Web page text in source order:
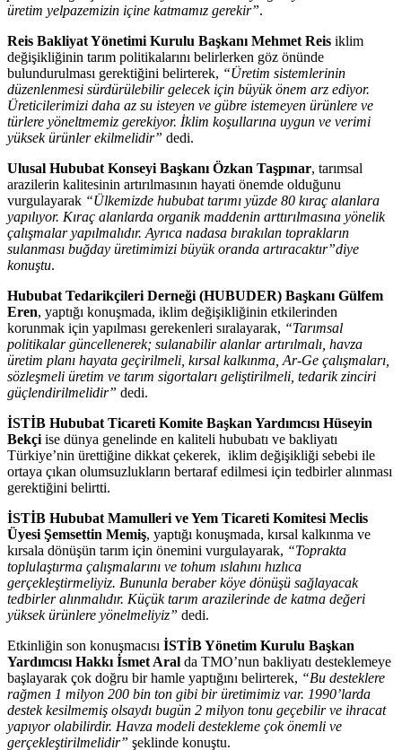
üretim yelpazemizin içine katmamız gerekir”.
Reis Bakliyat Yönetimi Kurulu Başkanı Mehmet Reis iklim
değişikliğinin tarım politikalarını belirlerken göz önünde
bulundurulması gerektiğini belirterek, “Üretim sistemlerinin
düzenlenmesi sürdürülebilir gelecek için büyük önem arz ediyor.
Üreticilerimizi daha az su isteyen ve gübre istemeyen ürünlere ve
türlere yöneltmemiz gerekiyor. İklim koşullarına uygun ve verimi
yüksek ürünler ekilmelidir” dedi.
Ulusal Hububat Konseyi Başkanı Özkan Taşpınar, tarımsal
arazilerin kalitesinin artırılmasının hayati önemde olduğunu
vurgulayarak “Ülkemizde hububat tarımı yüzde 80 kıraç alanlara
yapılıyor. Kıraç alanlarda organik maddenin arttırılmasına yönelik
çalışmalar yapılmalıdır. Ayrıca nadasa bırakılan toprakların
sulanması buğday üretimimizi büyük oranda artıracaktır”diye
konuştu.
Hububat Tedarikçileri Derneği (HUBUDER) Başkanı Gülfem
Eren, yaptığı konuşmada, iklim değişikliğinin etkilerinden
korunmak için yapılması gerekenleri sıralayarak, “Tarımsal
politikalar güncellenerek; sulanabilir alanlar artırılmalı, havza
üretim planı hayata geçirilmeli, kırsal kalkınma, Ar-Ge çalışmaları,
sözleşmeli üretim ve tarım sigortaları geliştirilmeli, tedarik zinciri
güçlendirilmelidir” dedi.
İSTİB Hububat Ticareti Komite Başkan Yardımcısı Hüseyin
Bekçi ise dünya genelinde en kaliteli hububatı ve bakliyatı
Türkiye’nin ürettiğine dikkat çekerek, iklim değişikliği sebebi ile
ortaya çıkan olumsuzlukların bertaraf edilmesi için tedbirler alınması
gerektiğini belirtti.
İSTİB Hububat Mamulleri ve Yem Ticareti Komitesi Meclis
Üyesi Şemsettin Memiş, yaptığı konuşmada, kırsal kalkınma ve
kırsala dönüşün tarım için önemini vurgulayarak, “Toprakta
toplulaştırma çalışmalarını ve tohum ıslahını hızlıca
gerçekleştirmeliyiz. Bununla beraber köye dönüşü sağlayacak
tedbirler alınmalıdır. Küçük tarım arazilerinde de katma değeri
yüksek ürünlere yönelmeliyiz” dedi.
Etkinliğin son konuşmacısı İSTİB Yönetim Kurulu Başkan
Yardımcısı Hakkı İsmet Aral da TMO’nun bakliyatı desteklemeye
başlayarak çok doğru bir hamle yaptığını belirterek, “Bu desteklere
rağmen 1 milyon 200 bin ton gibi bir üretimimiz var. 1990’larda
destek kesilmemiş olsaydı bugün 2 milyon tonu geçebilir ve ihracat
yapıyor olabilirdir. Havza modeli destekleme çok önemli ve
gerçekleştirilmelidir” şeklinde konuştu.